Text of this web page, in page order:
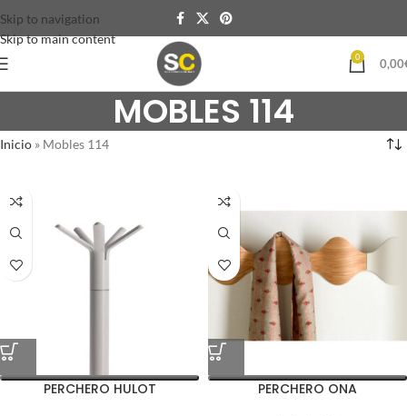
Skip to navigation
Skip to main content
0 0,00
MOBLES 114
Inicio » Mobles 114
PERCHERO HULOT PERCHERO ONA